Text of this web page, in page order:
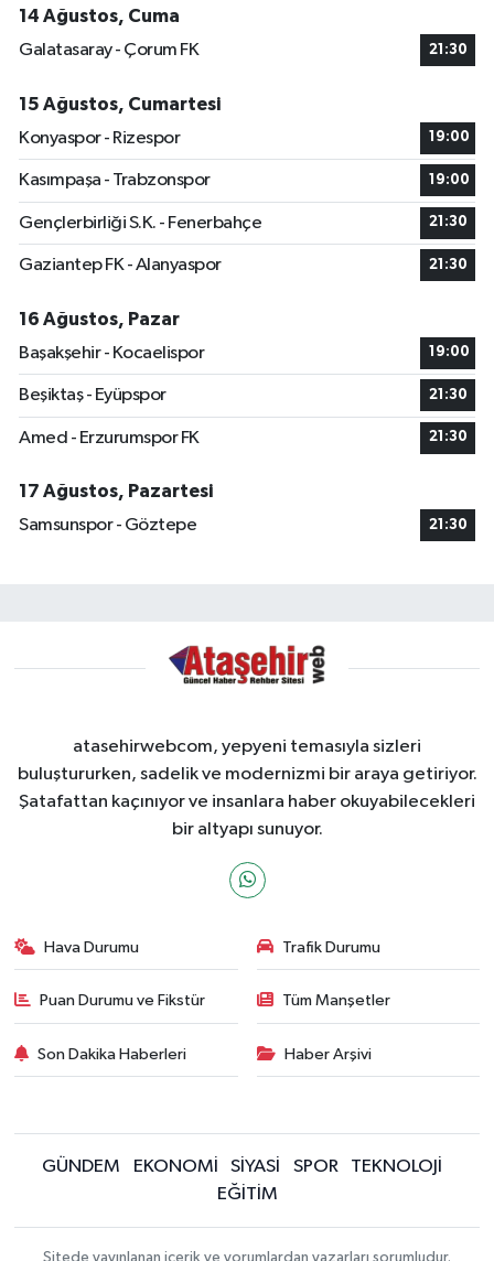
14 Ağustos, Cuma
Galatasaray - Çorum FK
21:30
15 Ağustos, Cumartesi
Konyaspor - Rizespor
19:00
Kasımpaşa - Trabzonspor 19:00
Gençlerbirliği S.K. - Fenerbahçe 21:30
Gaziantep FK - Alanyaspor 21:30
16 Ağustos, Pazar
Başakşehir - Kocaelispor
19:00
Beşiktaş - Eyüpspor 21:30
Amed - Erzurumspor FK 21:30
17 Ağustos, Pazartesi
Samsunspor - Göztepe
21:30
atasehirwebcom, yepyeni temasıyla sizleri
buluştururken, sadelik ve modernizmi bir araya getiriyor.
Şatafattan kaçınıyor ve insanlara haber okuyabilecekleri
bir altyapı sunuyor.
Hava Durumu Trafik Durumu
Puan Durumu ve Fikstür Tüm Manşetler
Son Dakika Haberleri Haber Arşivi
GÜNDEM EKONOMİ SİYASİ SPOR
TEKNOLOJİ
EĞİTİM
Sitede yayınlanan içerik ve yorumlardan yazarları sorumludur.